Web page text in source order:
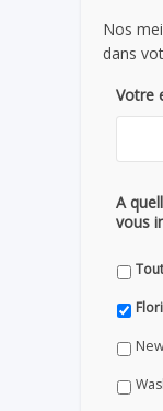
Nos
dans
Votre
A
vous